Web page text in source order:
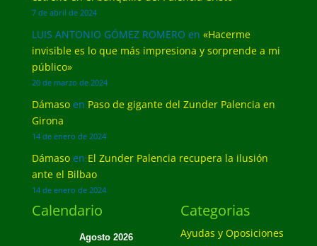
7 de abril de 2024
LUIS ANTONIO GÓMEZ ROMERO en «Hacerme
invisible es lo que más impresiona y sorprende a mi
público»
20 de marzo de 2024
Dámasoen Paso de gigante del Zunder Palencia en
Girona
14 de enero de 2024
Dámasoen El Zunder Palencia recupera la ilusión
ante el Bilbao
14 de enero de 2024
Calendario
Agosto 2026
Categorias
Ayudas y Oposiciones